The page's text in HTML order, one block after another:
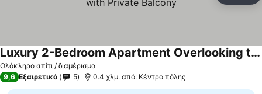
Ολόκληρο σπίτι / διαμέρισμα
Luxury 2-Bedroom Apartment Overlooking the Beach with Private Balcony
Εμφάνιση τιμών
9,6 Εξαιρετικό 5 0.4 χλμ. από: Κέντρο πόλης